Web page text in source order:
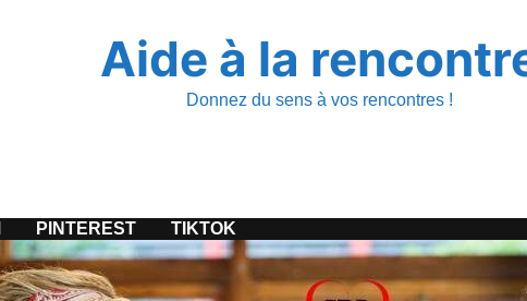
Aide à la
Donnez du sens à vos rencontres !
PINTEREST TIKTOK